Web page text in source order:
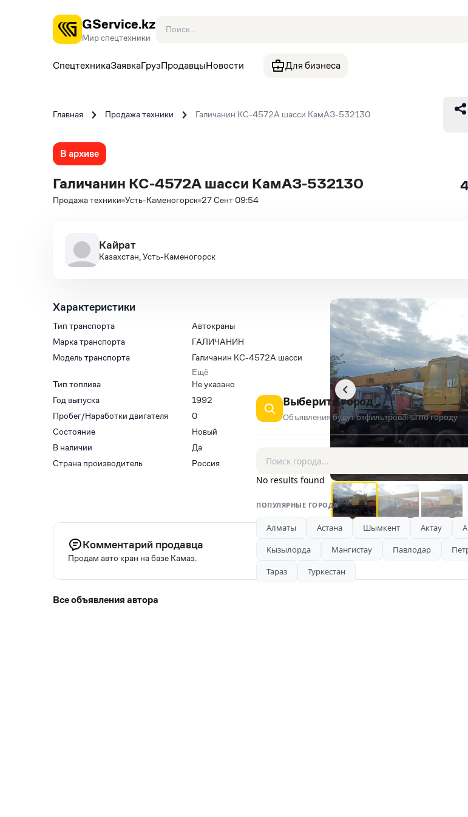
GService.kz
Мир спецтехники
СпецтехникаЗаявкаГрузПродавцыНовости Для бизнеса
Главная Продажа техники Галичанин КС-4572А шасси КамАЗ-532130
В архиве
Галичанин КС-4572А шасси КамАЗ-532130
Продажа техники Усть-Каменогорск 27 Сент 09:54
Кайрат
Казахстан, Усть-Каменогорск
Характеристики
Тип транспорта
Автокраны
Марка транспорта
ГАЛИЧАНИН
Модель транспорта
Галичанин КС-4572А шасси
КамАЗ-532130
Ещё
Тип топлива
Не указано
Год выпуска
1992
Пробег/Наработки двигателя
0
Состояние
Новый
В наличии
Да
Страна производитель
Россия
Комментарий продавца
Продам авто кран на базе Камаз.
Все объявления автора
Выберите город
Объявления будут отфильтрованы по городу
No results found
ПОПУЛЯРНЫЕ ГОРОДА
Алматы Астана Шымкент Актау
Кызылорда
Мангистау Павлодар
Тараз
Туркестан